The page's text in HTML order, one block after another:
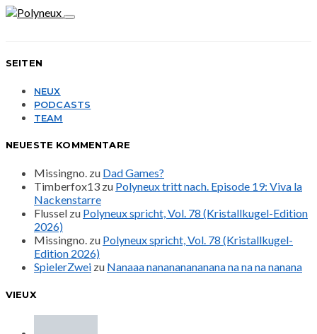
SEITEN
NEUX
PODCASTS
TEAM
NEUESTE KOMMENTARE
Missingno. zu Dad Games?
Timberfox13 zu Polyneux tritt nach. Episode 19: Viva la
Nackenstarre
Flussel zu Polyneux spricht, Vol. 78 (Kristallkugel-Edition
2026)
Missingno. zu Polyneux spricht, Vol. 78 (Kristallkugel-
Edition 2026)
SpielerZwei zu Nanaaa nanananananana na na na nanana
VIEUX